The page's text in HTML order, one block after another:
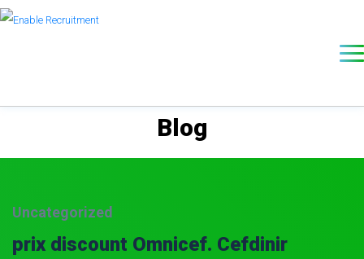
Blog
Uncategorized
prix discount Omnicef. Cefdinir